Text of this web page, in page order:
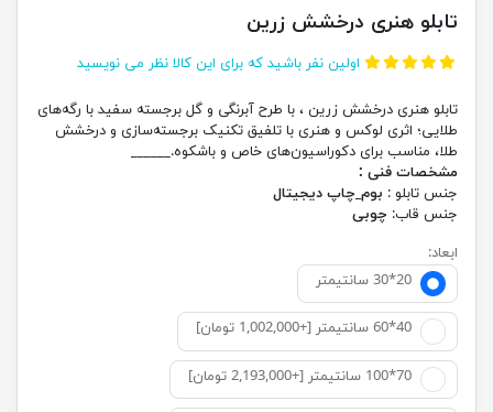
تابلو هنری درخشش زرین
اولین نفر باشید که برای این کالا نظر می نویسید
تابلو هنری درخشش زرین ، با طرح آبرنگی و گل برجسته سفید با رگه‌های
طلایی؛ اثری لوکس و هنری با تلفیق تکنیک برجسته‌سازی و درخشش
طلا، مناسب برای دکوراسیون‌های خاص و باشکوه.______
مشخصات فنی :
جنس تابلو : بوم_چاپ دیجیتال
جنس قاب: چوبی
ابعاد:
20*30 سانتيمتر
40*60 سانتیمتر [+1,002,000 تومان]
70*100 سانتیمتر [+2,193,000 تومان]